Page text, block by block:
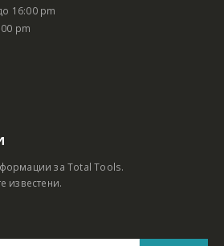
16:00 pm
pm
за Total Tools.
известени.